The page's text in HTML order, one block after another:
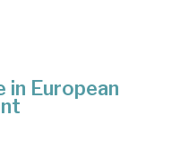
in European